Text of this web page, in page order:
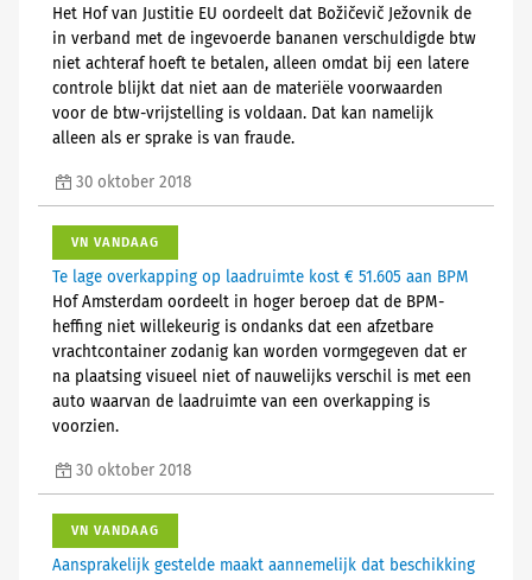
Het Hof van Justitie EU oordeelt dat Božičevič Ježovnik de
in verband met de ingevoerde bananen verschuldigde btw
niet achteraf hoeft te betalen, alleen omdat bij een latere
controle blijkt dat niet aan de materiële voorwaarden
voor de btw-vrijstelling is voldaan. Dat kan namelijk
alleen als er sprake is van fraude.
30 oktober 2018
VN VANDAAG
Te lage overkapping op laadruimte kost € 51.605 aan BPM
Hof Amsterdam oordeelt in hoger beroep dat de BPM-
heffing niet willekeurig is ondanks dat een afzetbare
vrachtcontainer zodanig kan worden vormgegeven dat er
na plaatsing visueel niet of nauwelijks verschil is met een
auto waarvan de laadruimte van een overkapping is
voorzien.
30 oktober 2018
VN VANDAAG
Aansprakelijk gestelde maakt aannemelijk dat beschikking